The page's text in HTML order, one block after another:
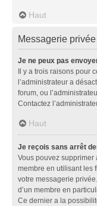
Haut
Messagerie privée
Je ne peux pas
Il y a trois raisons pour
l’administrateur a
forum, ou
Contactez
Haut
Je reçois sans arrêt
Vous pouvez supprimer
membre en utilisant les
votre messagerie
d’un membre en
Ce dernier a la